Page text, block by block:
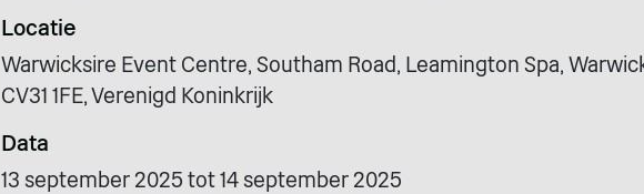
Locatie
Warwicksire Event Centre, Southam Road, Leamington Spa,
CV31 1FE, Verenigd Koninkrijk
Data
13 september 2025 tot 14 september 2025